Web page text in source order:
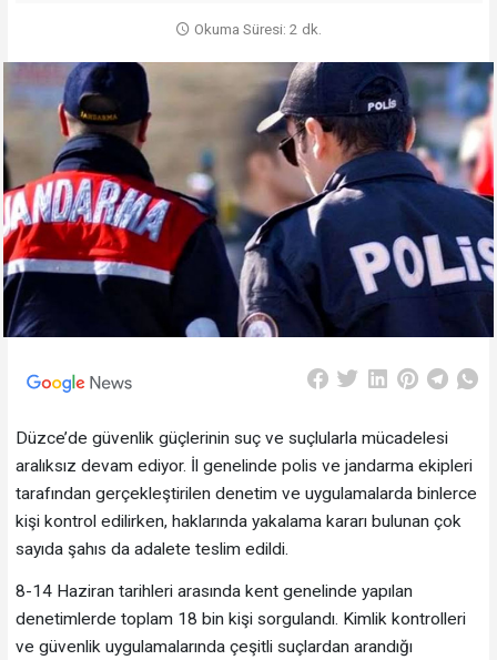
Okuma Süresi: 2 dk.
Düzce’de güvenlik güçlerinin suç ve suçlularla mücadelesi
aralıksız devam ediyor. İl genelinde polis ve jandarma ekipleri
tarafından gerçekleştirilen denetim ve uygulamalarda binlerce
kişi kontrol edilirken, haklarında yakalama kararı bulunan çok
sayıda şahıs da adalete teslim edildi.
8-14 Haziran tarihleri arasında kent genelinde yapılan
denetimlerde toplam 18 bin kişi sorgulandı. Kimlik kontrolleri
ve güvenlik uygulamalarında çeşitli suçlardan arandığı